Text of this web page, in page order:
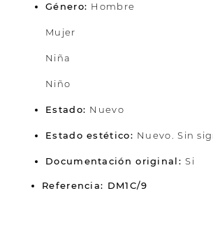
Género: Hombre
Mujer
Niña
Niño
Estado: Nuevo
Estado estético: Nuevo. Sin
Documentación original:Si
Referencia: DM1C/9